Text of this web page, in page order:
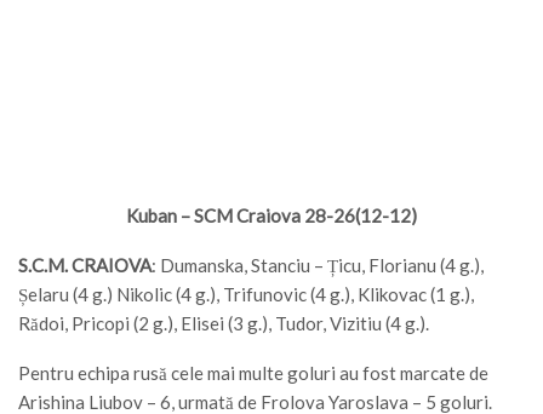
Kuban – SCM Craiova 28-26(12-12)
S.C.M. CRAIOVA: Dumanska, Stanciu – Țicu, Florianu (4 g.),
Șelaru (4 g.) Nikolic (4 g.), Trifunovic (4 g.), Klikovac (1 g.),
Rădoi, Pricopi (2 g.), Elisei (3 g.), Tudor, Vizitiu (4 g.).
Pentru echipa rusă cele mai multe goluri au fost marcate de
Arishina Liubov – 6, urmată de Frolova Yaroslava – 5 goluri.